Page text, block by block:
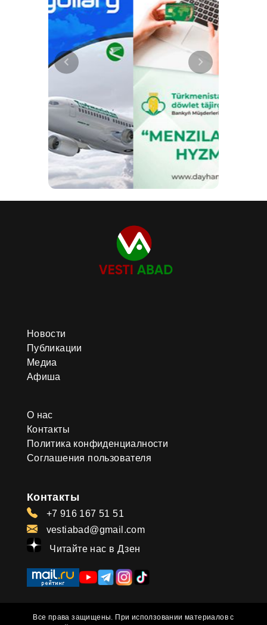
Новости
Публикации
Медиа
Афиша
О нас
Контакты
Политика конфиденциалности
Соглашения пользователя
Контакты
+7 916 167 51 51
vestiabad@gmail.com
Читайте нас в Дзен
Все права защищены. При исползовании материалов с